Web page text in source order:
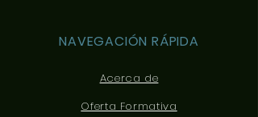
NAVEGACIÓN RÁPIDA
Acerca de
Oferta Formativa